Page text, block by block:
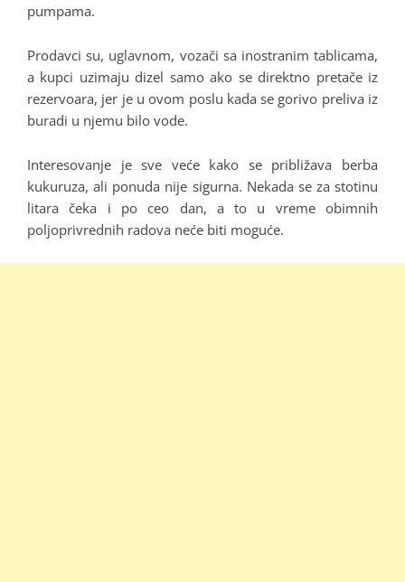
pumpama.
Prodavci su, uglavnom, vozači sa inostranim tablicama,
a kupci uzimaju dizel samo ako se direktno pretače iz
rezervoara, jer je u ovom poslu kada se gorivo preliva iz
buradi u njemu bilo vode.
Interesovanje je sve veće kako se približava berba
kukuruza, ali ponuda nije sigurna. Nekada se za stotinu
litara čeka i po ceo dan, a to u vreme obimnih
poljoprivrednih radova neće biti moguće.